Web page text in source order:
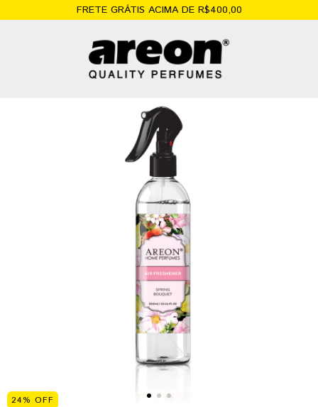
FRETE GRÁTIS ACIMA DE R$400,00
24% OFF